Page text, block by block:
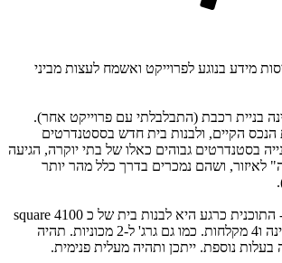
מידע בנוגע לפרוייקט ואשמח לעצות מביני
אינה בניית רכבת (התבלבלתי עם פרוייקט אחר).
הנכס הקיים, ולבנות בית חדש בססטנדרטים
בסטנדרטים גבוהים כאלו של בתי יוקרה, הגיעה
לאיזור, ושהם נמכרים בדרך כלל מהר יותר
2. לגבי מפרט הבנייה - התוכנית כרגע היא לבנות בית של כ 4100 square
feet, יהיו בו 4 חדרי שינה ו4 מקלחות. כמו גם גרג' ל-2 מכוניות. תהיה
בעלות נוספת. ייתכן ותהיה מעלית פנימית.